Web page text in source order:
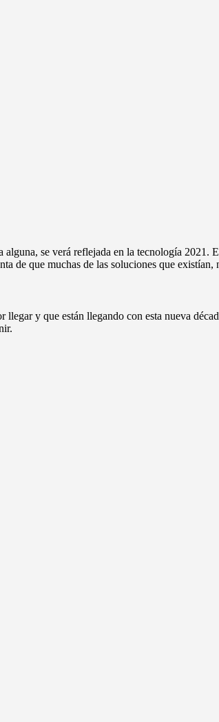
se verá reflejada en la tecnología 2021.
de que muchas de las soluciones que existían,
llegar y que están llegando con esta nueva